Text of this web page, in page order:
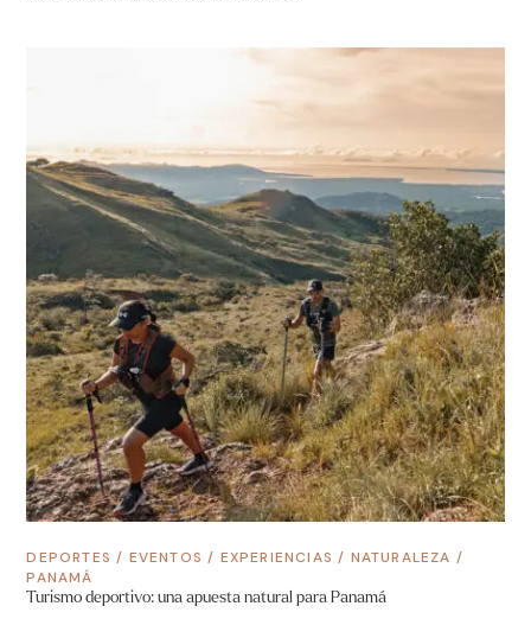
DEPORTES / EVENTOS / EXPERIENCIAS / NATURALEZA /
PANAMÁ
Turismo deportivo: una apuesta natural para Panamá